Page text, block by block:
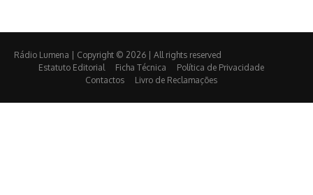
Rádio Lumena | Copyright © 2026 | All rights reserved
Estatuto Editorial
Ficha Técnica
Política de Privacidade
Contactos
Livro de Reclamações